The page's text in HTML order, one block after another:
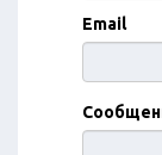
Email